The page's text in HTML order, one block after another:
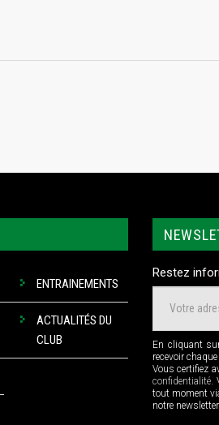
ENTRAINEMENTS
ACTUALITÉS DU
CLUB
Restez
En cliquant
recevoir
Vous certifiez
confidentialité.
tout moment
notre newsletter.